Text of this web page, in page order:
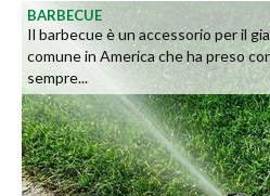
BARBECUE
Il barbecue è un accessorio per il
comune in America che ha preso
sempre...